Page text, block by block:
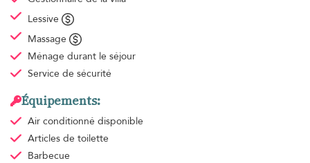
Lessive
Massage
Ménage durant le séjour
Service de sécurité
Équipements:
Air conditionné disponible
Articles de toilette
Barbecue